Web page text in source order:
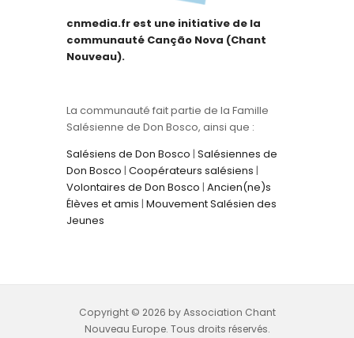
cnmedia.fr est une initiative de la
communauté Canção Nova (Chant
Nouveau).
La communauté fait partie de la Famille
Salésienne de Don Bosco, ainsi que :
Salésiens de Don Bosco | Salésiennes de
Don Bosco | Coopérateurs salésiens |
Volontaires de Don Bosco | Ancien(ne)s
Élèves et amis | Mouvement Salésien des
Jeunes
Copyright © 2026 by Association Chant
Nouveau Europe. Tous droits réservés.